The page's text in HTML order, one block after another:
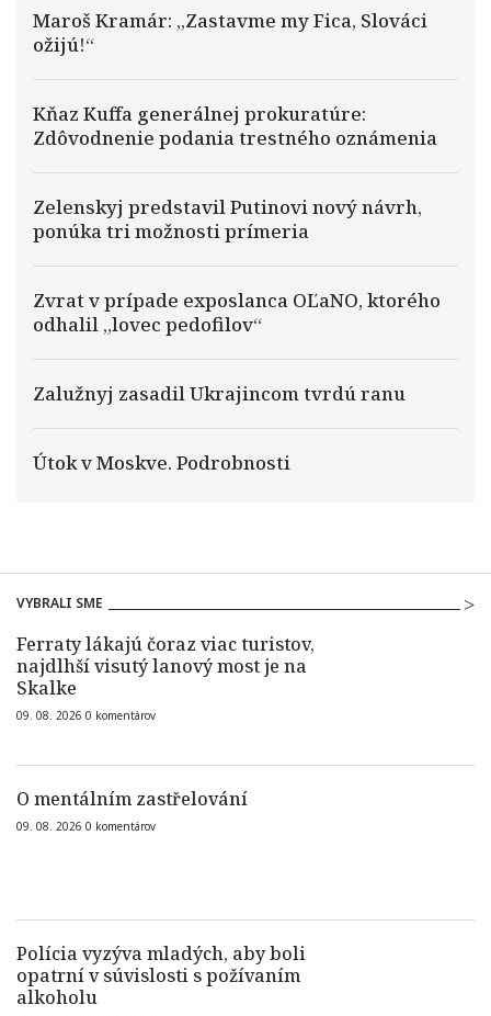
Maroš Kramár: „Zastavme my Fica, Slováci
ožijú!“
Kňaz Kuffa generálnej prokuratúre:
Zdôvodnenie podania trestného oznámenia
Zelenskyj predstavil Putinovi nový návrh,
ponúka tri možnosti prímeria
Zvrat v prípade exposlanca OĽaNO, ktorého
odhalil „lovec pedofilov“
Zalužnyj zasadil Ukrajincom tvrdú ranu
Útok v Moskve. Podrobnosti
VYBRALI SME
Ferraty lákajú čoraz viac turistov,
najdlhší visutý lanový most je na
Skalke
09. 08. 2026 0 komentárov
O mentálním zastřelování
09. 08. 2026 0 komentárov
Polícia vyzýva mladých, aby boli
opatrní v súvislosti s požívaním
alkoholu